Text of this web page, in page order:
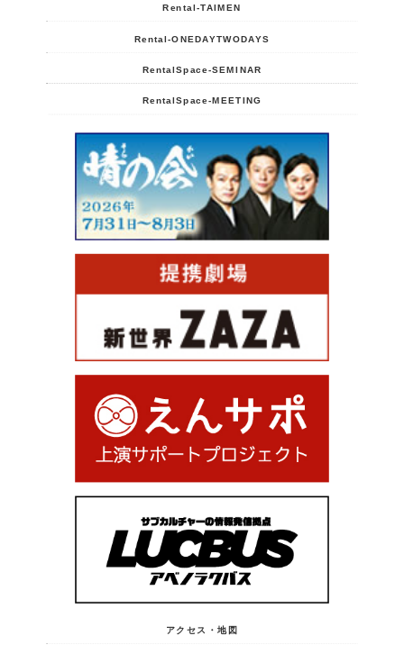
Rental-TAIMEN
Rental-ONEDAYTWODAYS
RentalSpace-SEMINAR
RentalSpace-MEETING
アクセス・地図